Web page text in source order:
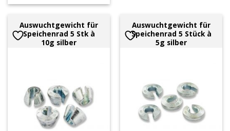
Auswuchtgewicht für
Speichenrad 5 Stk à
10g silber
Auswuchtgewicht für
Speichenrad 5 Stück à
5g silber